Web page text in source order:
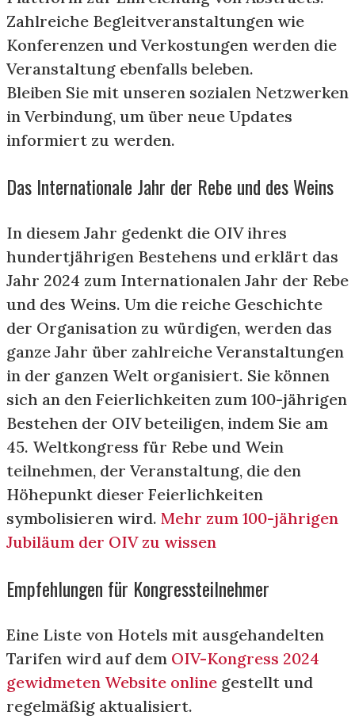
Zahlreiche Begleitveranstaltungen wie
Konferenzen und Verkostungen werden die
Veranstaltung ebenfalls beleben.
Bleiben Sie mit unseren sozialen Netzwerken
in Verbindung, um über neue Updates
informiert zu werden.
Das Internationale Jahr der Rebe und des Weins
In diesem Jahr gedenkt die OIV ihres
hundertjährigen Bestehens und erklärt das
Jahr 2024 zum Internationalen Jahr der Rebe
und des Weins. Um die reiche Geschichte
der Organisation zu würdigen, werden das
ganze Jahr über zahlreiche Veranstaltungen
in der ganzen Welt organisiert. Sie können
sich an den Feierlichkeiten zum 100-jährigen
Bestehen der OIV beteiligen, indem Sie am
45. Weltkongress für Rebe und Wein
teilnehmen, der Veranstaltung, die den
Höhepunkt dieser Feierlichkeiten
symbolisieren wird. Mehr zum 100-jährigen
Jubiläum der OIV zu wissen
Empfehlungen für Kongressteilnehmer
Eine Liste von Hotels mit ausgehandelten
Tarifen wird auf dem OIV-Kongress 2024
gewidmeten Website online gestellt und
regelmäßig aktualisiert.